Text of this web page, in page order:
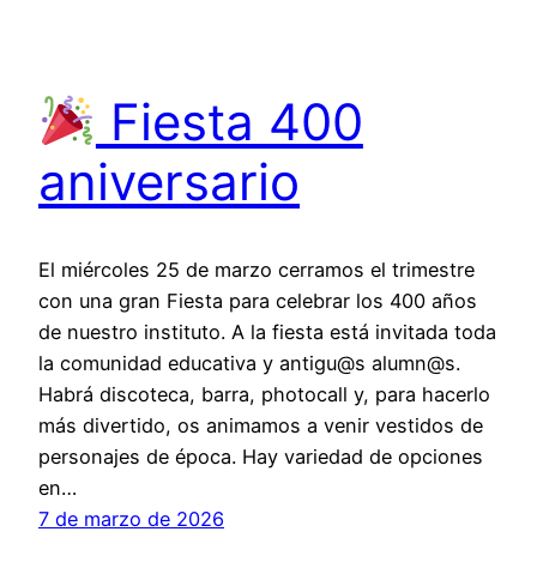
Fiesta 400
aniversario
El miércoles 25 de marzo cerramos el trimestre
con una gran Fiesta para celebrar los 400 años
de nuestro instituto. A la fiesta está invitada toda
la comunidad educativa y antigu@s alumn@s.
Habrá discoteca, barra, photocall y, para hacerlo
más divertido, os animamos a venir vestidos de
personajes de época. Hay variedad de opciones
en…
7 de marzo de 2026